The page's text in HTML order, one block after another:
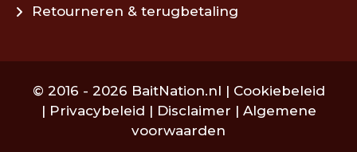
Retourneren & terugbetaling
© 2016 - 2026 BaitNation.nl | Cookiebeleid
| Privacybeleid | Disclaimer | Algemene
voorwaarden